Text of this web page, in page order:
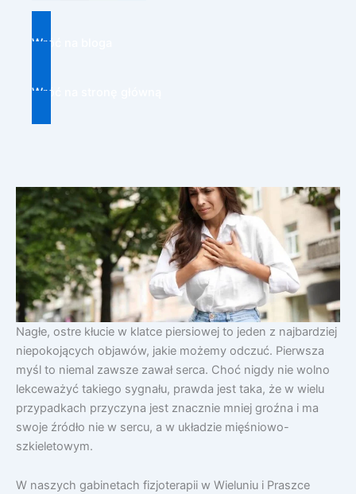
Wróć na bloga
Wróć na stronę główną
Nagłe, ostre kłucie w klatce piersiowej to jeden z najbardziej
niepokojących objawów, jakie możemy odczuć. Pierwsza
myśl to niemal zawsze zawał serca. Choć nigdy nie wolno
lekceważyć takiego sygnału, prawda jest taka, że w wielu
przypadkach przyczyna jest znacznie mniej groźna i ma
swoje źródło nie w sercu, a w układzie mięśniowo-
szkieletowym.
W naszych gabinetach fizjoterapii w Wieluniu i Praszce